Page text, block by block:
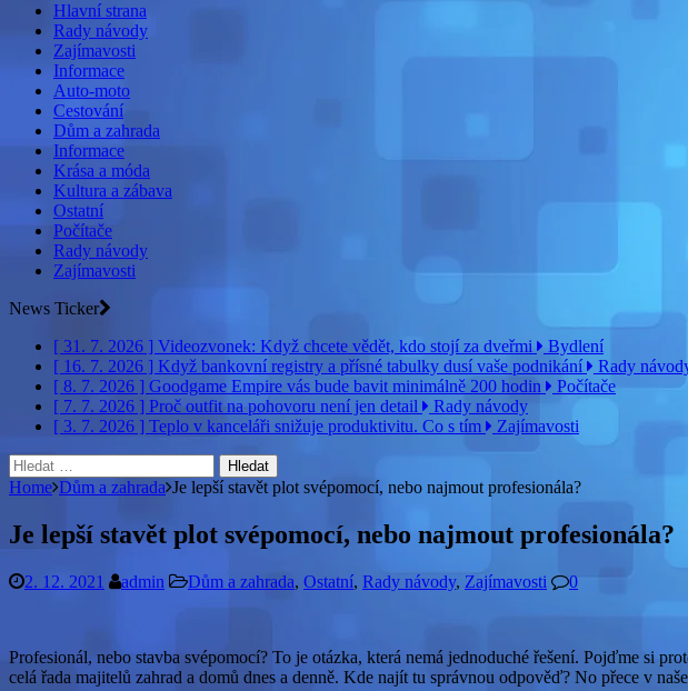
Hlavní strana
Rady návody
Zajímavosti
Informace
Auto-moto
Cestování
Dům a zahrada
Informace
Krása a móda
Kultura a zábava
Ostatní
Počítače
Rady návody
Zajímavosti
News Ticker
[ 31. 7. 2026 ] Videozvonek: Když chcete vědět, kdo stojí za dveřmi
Bydlení
[ 16. 7. 2026 ] Když bankovní registry a přísné tabulky dusí vaše podnikání
Rady
[ 8. 7. 2026 ] Goodgame Empire vás bude bavit minimálně 200 hodin
Počítače
[ 7. 7. 2026 ] Proč outfit na pohovoru není jen detail
Rady návody
[ 3. 7. 2026 ] Teplo v kanceláři snižuje produktivitu. Co s tím
Zajímavosti
Vyhledávání
Home Dům a zahrada Je lepší stavět plot svépomocí, nebo najmout profesionála?
Je lepší stavět plot svépomocí, nebo najmout profesionála?
2. 12. 2021 admin Dům a zahrada, Ostatní, Rady návody, Zajímavosti 0
Profesionál, nebo stavba svépomocí? To je otázka, která nemá jednoduché řešení. Pojďme si
celá řada majitelů zahrad a domů dnes a denně. Kde najít tu správnou odpověď? No přece v